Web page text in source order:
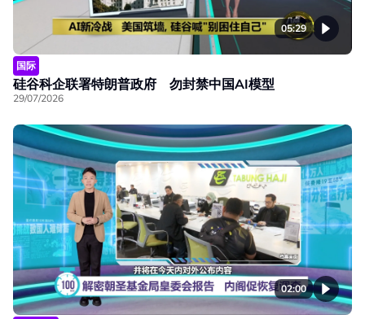
05:29
国际
硅谷科企联署特朗普政府 勿封禁中国AI模型
29/07/2026
02:00